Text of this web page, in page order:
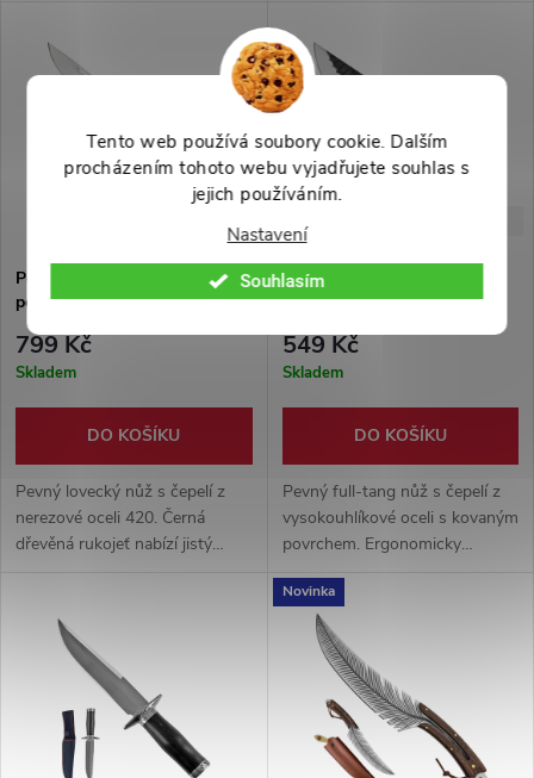
Tento web používá soubory cookie. Dalším
procházením tohoto webu vyjadřujete souhlas s
jejich používáním.
Nastavení
Souhlasím
provedení + pevné nylonové
pouzdro na opasek.
Pevný nůž "BLACK STAG" s
pouzdrem
799 Kč
Skladem
DO KOŠÍKU
Pevný lovecký nůž s čepelí z
nerezové oceli 420. Černá
dřevěná rukojeť nabízí jistý
Pevný kovaný nůž
"ROSEWOOD CREST" s
549 Kč
Skladem
DO KOŠÍKU
Pevný full-tang nůž s čepelí z
vysokouhlíkové oceli s kovaným
povrchem. Ergonomicky
dodáváno s koženým
pouzdrem s možností zavěšení
na opasku.
Novinka